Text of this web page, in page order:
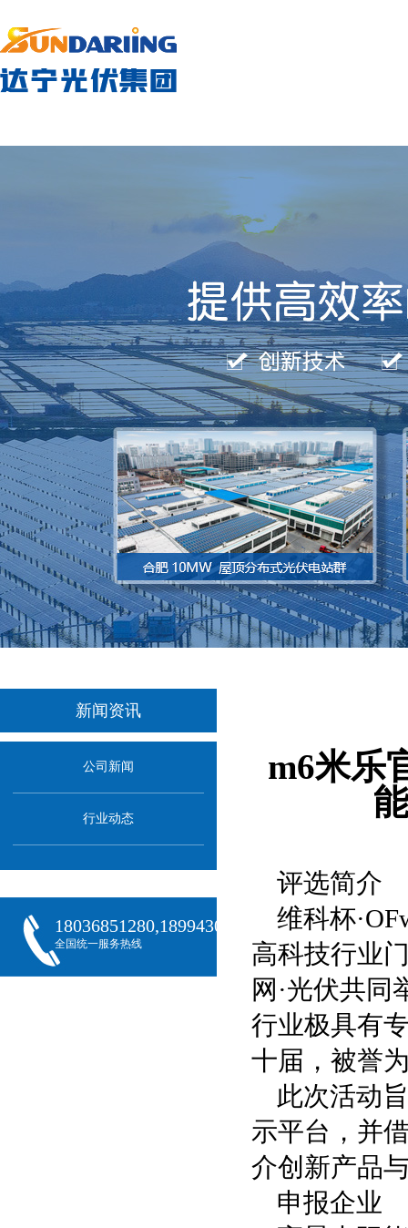
新闻资讯
公司新闻
行业动态
18036851280,18994301288,18068407382
全国统一服务热线
m6米乐
评选简介
维科杯
高科技行业
网·光伏共
行业极具有
十届，被誉
此次活动
示平台，并
介创新产品
申报企业